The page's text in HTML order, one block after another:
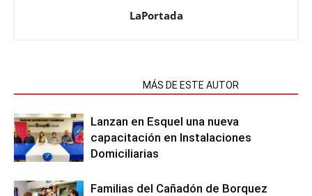
LaPortada
MÁS DE ESTE AUTOR
Lanzan en Esquel una nueva
capacitación en Instalaciones
Domiciliarias
Familias del Cañadón de Borquez